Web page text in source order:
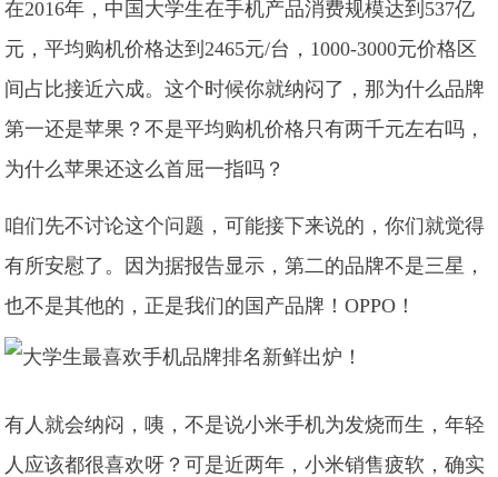
在2016年，中国大学生在手机产品消费规模达到537亿
元，平均购机价格达到2465元/台，1000-3000元价格区
间占比接近六成。这个时候你就纳闷了，那为什么品牌
第一还是苹果？不是平均购机价格只有两千元左右吗，
为什么苹果还这么首屈一指吗？
咱们先不讨论这个问题，可能接下来说的，你们就觉得
有所安慰了。因为据报告显示，第二的品牌不是三星，
也不是其他的，正是我们的国产品牌！OPPO！
有人就会纳闷，咦，不是说小米手机为发烧而生，年轻
人应该都很喜欢呀？可是近两年，小米销售疲软，确实